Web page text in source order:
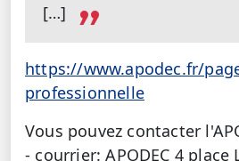
[…]
https://www.apodec.fr/
professionnelle
Vous pouvez contacter
- courrier: APODEC 4 place